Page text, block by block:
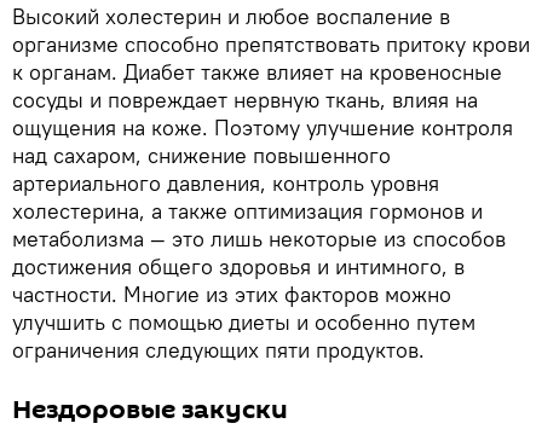
Высокий холестерин и любое воспаление в
организме способно препятствовать притоку крови
к органам. Диабет также влияет на кровеносные
сосуды и повреждает нервную ткань, влияя на
ощущения на коже. Поэтому улучшение контроля
над сахаром, снижение повышенного
артериального давления, контроль уровня
холестерина, а также оптимизация гормонов и
метаболизма — это лишь некоторые из способов
достижения общего здоровья и интимного, в
частности. Многие из этих факторов можно
улучшить с помощью диеты и особенно путем
ограничения следующих пяти продуктов.
Нездоровые закуски